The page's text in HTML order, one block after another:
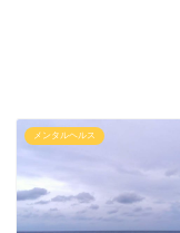
メンタルヘルス